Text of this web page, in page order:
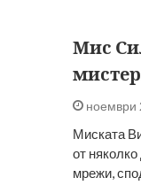
Мис
ноември
Миската
от
мрежи,